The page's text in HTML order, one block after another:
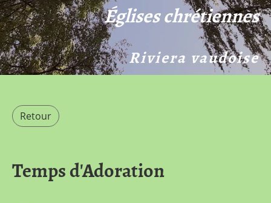
Églises chrétiennes
Riviera vaudoise
Retour
Temps d'Adoration